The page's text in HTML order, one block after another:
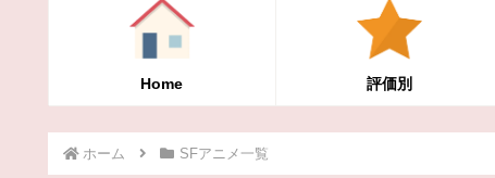
Home 評価別
ホーム SFアニメ一覧